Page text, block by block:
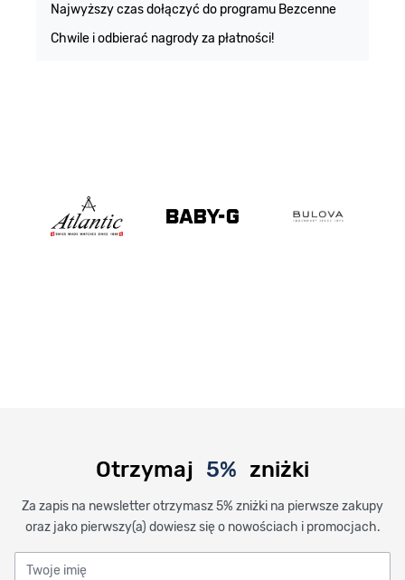
Najwyższy czas dołączyć do programu Bezcenne
Chwile i odbierać nagrody za płatności!
Otrzymaj 5% zniżki
Za zapis na newsletter otrzymasz 5% zniżki na pierwsze zakupy
oraz jako pierwszy(a) dowiesz się o nowościach i promocjach.
Twoje imię